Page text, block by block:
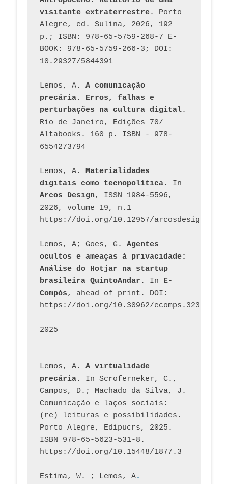
visitante extraterrestre. Porto
Alegre, ed. Sulina, 2026, 192
p.; ISBN: 978-65-5759-268-7 E-
BOOK: 978-65-5759-266-3; DOI:
10.29327/5844391
Lemos, A. A comunicação
precária. Erros, falhas e
perturbações na cultura digital.
Rio de Janeiro, Edições 70/
Altabooks. 160 p. ISBN - 978-
6554273794
Lemos, A. Materialidades
digitais como tecnopolítica
Arcos Design, ISSN 1984-5596,
2026, volume 19, n.1
https://doi.org/10.12957/
Lemos, A; Goes, G. Agentes
ocultos e ameaças à privacidade:
Análise do Hotjar na startup
brasileira QuintoAndar . In E-
Compós, ahead of print. DOI:
https://doi.org/10.30962/ecomps.3231
2025
Lemos, A. A virtualidade
precária. In Scroferneker, C.,
Campos, D.; Machado da Silva, J.
Comunicação e laços sociais:
(re) leituras e possibilidades.
Porto Alegre, Edipucrs, 2025.
ISBN 978-65-5623-531-8.
https://doi.org/10.15448/1877.3
Estima, W. ; Lemos, A.